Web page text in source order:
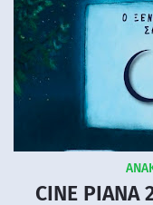
CINE PIANA